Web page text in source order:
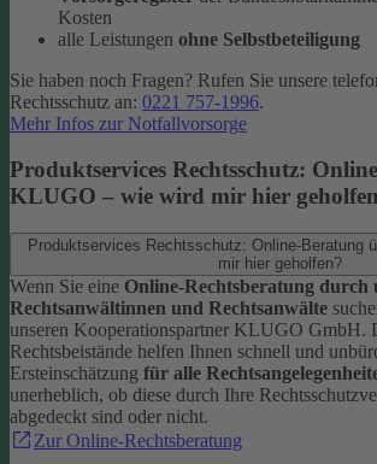
Kosten
alle Leistungen ohne Selbstbeteiligung
Sie haben noch Fragen? Rufen Sie unsere
Rechtsschutz an: 0221 757-1996.
Mehr Infos zur Notfallvorsorge
Produktservices Rechtsschutz:
KLUGO – wie wird mir hier
Produktservices Rechtsschutz: Online-Beratung
mir hier geholfen?
Wenn Sie eine Online-Rechtsberatung durch
Rechtsanwältinnen und Rechtsanwälte
unseren Kooperationspartner KLUGO GmbH.
Rechtsbeistände helfen Ihnen schnell und
Ersteinschätzung für alle
unerheblich, ob diese durch Ihre
abgedeckt sind oder nicht.
Zur Online-Rechtsberatung